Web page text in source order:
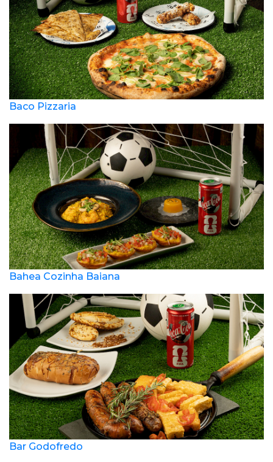
Baco Pizzaria
Bahea Cozinha Baiana
Bar Godofredo